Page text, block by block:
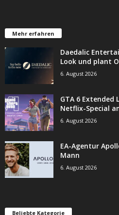
Mehr erfahren
Daedalic
Look und plant
6. August 2026
GTA 6 Extended
Netflix-Special
6. August 2026
EA-Agentur
Mann
6. August 2026
Beliebte Kategorie